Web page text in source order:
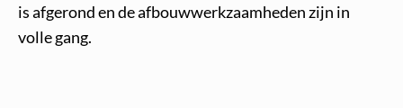
is afgerond en de afbouwwerkzaamheden zijn in
volle gang.